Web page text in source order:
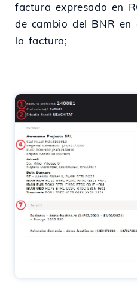
factura expresado en
de cambio del BNR
la factura;